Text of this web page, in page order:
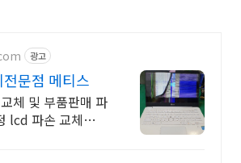
광고
문점 메티스
체 및 부품판매 파
lcd 파손 교체수리